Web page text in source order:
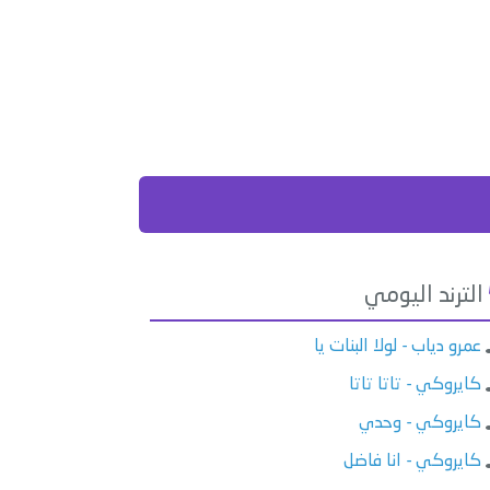
الترند اليومي
عمرو دياب - لولا البنات يا
كايروكي - تاتا تاتا
كايروكي - وحدي
كايروكي - انا فاضل